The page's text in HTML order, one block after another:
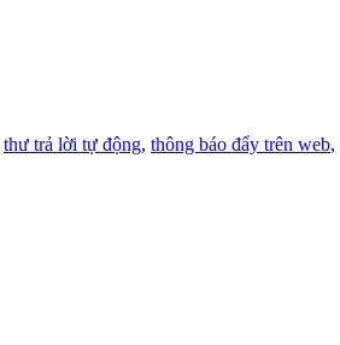
thư trả lời tự động, thông báo đẩy trên web,